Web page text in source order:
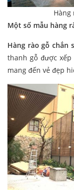
Hàng
Một số mẫu hàng
Hàng rào gỗ chắn
thanh gỗ được
mang đến vẻ đẹp